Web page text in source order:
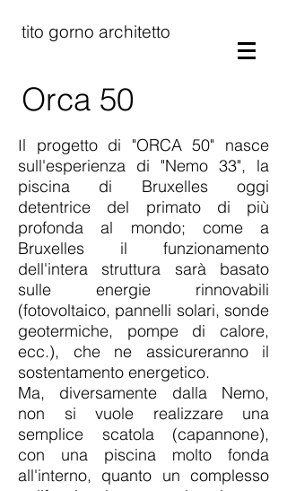
tito gorno architetto
Orca 50
Il progetto di "ORCA 50" nasce
sull'esperienza di "Nemo 33", la
piscina di Bruxelles oggi
detentrice del primato di più
profonda al mondo; come a
Bruxelles il funzionamento
dell'intera struttura sarà basato
sulle energie rinnovabili
(fotovoltaico, pannelli solari, sonde
geotermiche, pompe di calore,
ecc.), che ne assicureranno il
sostentamento energetico.
Ma, diversamente dalla Nemo,
non si vuole realizzare una
semplice scatola (capannone),
con una piscina molto fonda
all'interno, quanto un complesso